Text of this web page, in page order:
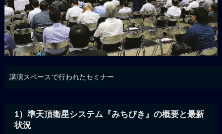
講演スペースで行われたセミナー
1）準天頂衛星システム『みちびき』の概要と最新
状況